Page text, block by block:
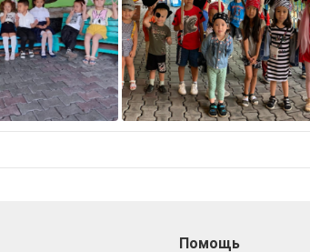
Помощь